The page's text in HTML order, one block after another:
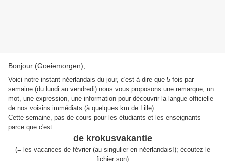
Bonjour (Goeiemorgen),
Voici notre instant néerlandais du jour, c'est-à-dire que 5 fois par
semaine (du lundi au vendredi) nous vous proposons une remarque, un
mot, une expression, une information pour découvrir la langue officielle
de nos voisins immédiats (à quelques km de Lille).
Cette semaine, pas de cours pour les étudiants et les enseignants
parce que c'est :
de krokusvakantie
(= l es vacances de février (au singulier en néerlandais!); écoutez le
fichier son)